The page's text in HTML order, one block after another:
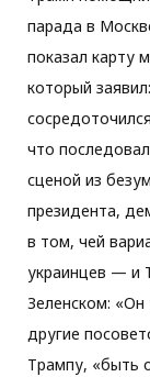
парада в
показал карту
который
что
сценой из
президента,
в том, чей
украинцев — и
Зеленском:
другие
Трампу, «быть